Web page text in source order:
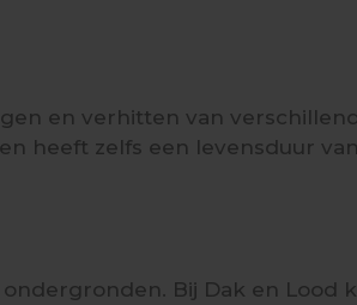
en verhitten van
heeft zelfs een levensduur van
Bij Dak en Lood